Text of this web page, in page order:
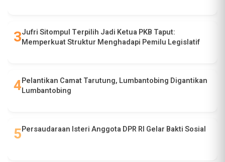
Jufri Sitompul Terpilih Jadi Ketua PKB Taput:
Memperkuat Struktur Menghadapi Pemilu Legislatif
Pelantikan Camat Tarutung, Lumbantobing Digantikan
Lumbantobing
Persaudaraan Isteri Anggota DPR RI Gelar Bakti Sosial